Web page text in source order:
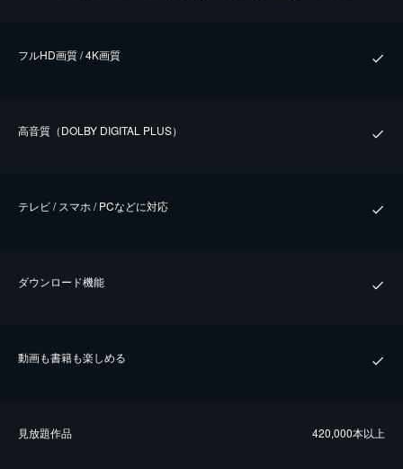
フルHD画質 / 4K画質
⾼⾳質（DOLBY DIGITAL PLUS）
テレビ / スマホ / PCなどに対応
ダウンロード機能
動画も書籍も楽しめる
⾒放題作品 420,000本以上